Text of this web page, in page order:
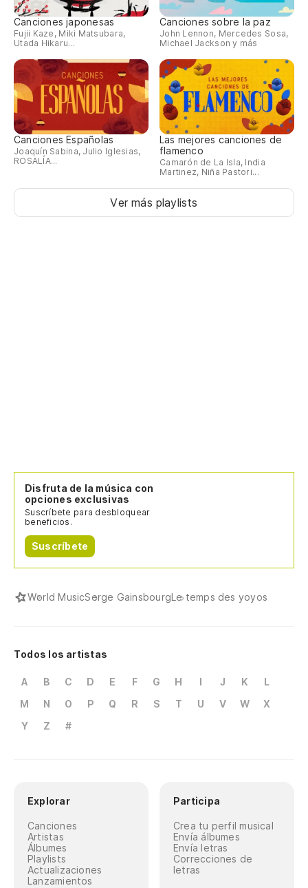
Canciones japonesas
Fujii Kaze, Miki Matsubara,
Utada Hikaru...
Canciones sobre la paz
John Lennon, Mercedes Sosa,
Michael Jackson y más
Canciones Españolas
Joaquín Sabina, Julio Iglesias,
ROSALÍA...
Las mejores canciones de
flamenco
Camarón de La Isla, India
Martinez, Niña Pastori...
Ver más playlists
Disfruta de la música con
opciones exclusivas
Suscríbete para desbloquear
beneficios.
Suscríbete
World MusicSerge GainsbourgLe temps des yoyos
Todos los artistas
A B C D E F G H I J K
L
M
N O P Q R S T U V W
X
Y
Z #
Explorar
Canciones
Artistas
Álbumes
Playlists
Actualizaciones
Lanzamientos
Participa
Crea tu perfil musical
Envía álbumes
Envía letras
Correcciones de
letras